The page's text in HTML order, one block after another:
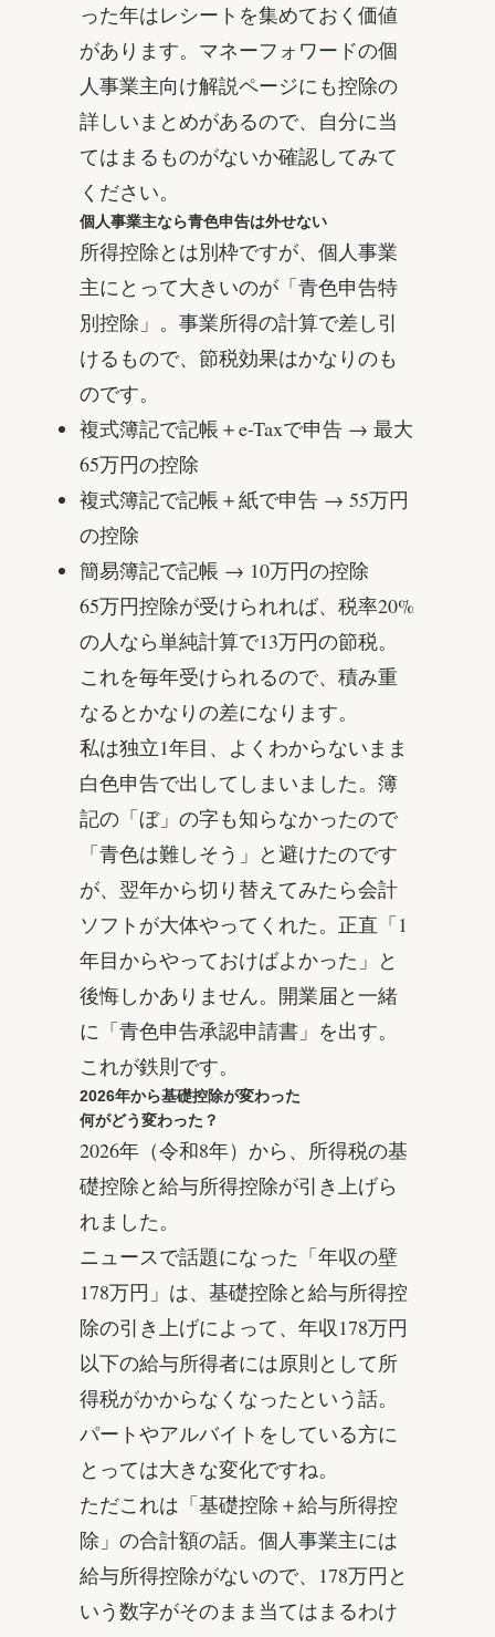
った年はレシートを集めておく価値
があります。マネーフォワードの個
人事業主向け解説ページにも控除の
詳しいまとめがあるので、自分に当
てはまるものがないか確認してみて
ください。
個人事業主なら青色申告は外せない
所得控除とは別枠ですが、個人事業
主にとって大きいのが「青色申告特
別控除」。事業所得の計算で差し引
けるもので、節税効果はかなりのも
のです。
複式簿記で記帳＋e-Taxで申告 → 最大
65万円の控除
複式簿記で記帳＋紙で申告 → 55万円
の控除
簡易簿記で記帳 → 10万円の控除
65万円控除が受けられれば、税率20%
の人なら単純計算で13万円の節税。
これを毎年受けられるので、積み重
なるとかなりの差になります。
私は独立1年目、よくわからないまま
白色申告で出してしまいました。簿
記の「ぼ」の字も知らなかったので
「青色は難しそう」と避けたのです
が、翌年から切り替えてみたら会計
ソフトが大体やってくれた。正直「1
年目からやっておけばよかった」と
後悔しかありません。開業届と一緒
に「青色申告承認申請書」を出す。
これが鉄則です。
2026年から基礎控除が変わった
何がどう変わった？
2026年（令和8年）から、所得税の基
礎控除と給与所得控除が引き上げら
れました。
ニュースで話題になった「年収の壁
178万円」は、基礎控除と給与所得控
除の引き上げによって、年収178万円
以下の給与所得者には原則として所
得税がかからなくなったという話。
パートやアルバイトをしている方に
とっては大きな変化ですね。
ただこれは「基礎控除＋給与所得控
除」の合計額の話。個人事業主には
給与所得控除がないので、178万円と
いう数字がそのまま当てはまるわけ